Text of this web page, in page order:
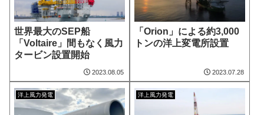
世界最大のSEP船
「Voltaire」間もなく風力
タービン設置開始
2023.08.05
「Orion」による約3,000
トンの洋上変電所設置
2023.07.28
洋上風力発電 洋上風力発電